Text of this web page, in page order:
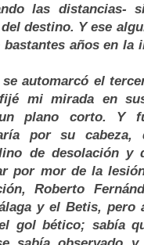
las distancias-
destino. Y ese
años en la
automarcó el
mi mirada en
plano corto. Y
por su cabeza,
de desolación y
por mor de la
Roberto
y el Betis, pero
gol bético; sabía